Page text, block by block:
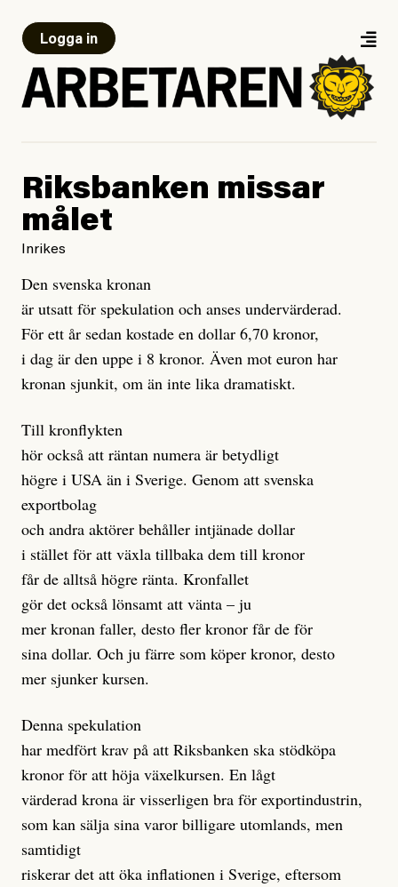
Logga in
Riksbanken missar
målet
Inrikes
Den svenska kronan
är utsatt för spekulation och anses undervärderad.
För ett år sedan kostade en dollar 6,70 kronor,
i dag är den uppe i 8 kronor. Även mot euron har
kronan sjunkit, om än inte lika dramatiskt.
Till kronflykten
hör också att räntan numera är betydligt
högre i USA än i Sverige. Genom att svenska
exportbolag
och andra aktörer behåller intjänade dollar
i stället för att växla tillbaka dem till kronor
får de alltså högre ränta. Kronfallet
gör det också lönsamt att vänta – ju
mer kronan faller, desto fler kronor får de för
sina dollar. Och ju färre som köper kronor, desto
mer sjunker kursen.
Denna spekulation
har medfört krav på att Riksbanken ska stödköpa
kronor för att höja växelkursen. En lågt
värderad krona är visserligen bra för exportindustrin,
som kan sälja sina varor billigare utomlands, men
samtidigt
riskerar det att öka inflationen i Sverige, eftersom